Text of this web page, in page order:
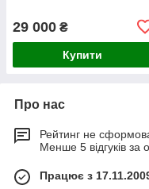
29 000 ₴
Купити
Про нас
Рейтинг не
Менше 5 відгуків за
Працює з